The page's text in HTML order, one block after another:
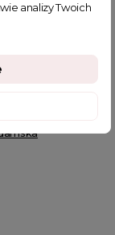
analizy Twoich